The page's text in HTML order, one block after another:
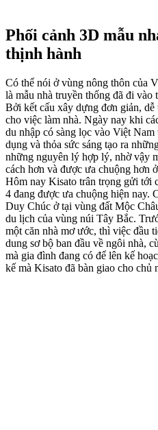
Phối cảnh 3D mẫu
thịnh hành
Có thể nói ở vùng nông thôn của
là mẫu nhà truyền thống đã đi
Bởi kết cấu xây dựng đơn giản,
cho việc làm nhà. Ngày nay khi
du nhập có sàng lọc vào Việt
dụng và thỏa sức sáng tạo ra
những nguyên lý hợp lý, nhờ vậy
cách hơn và được ưa chuộng hơn
Hôm nay Kisato trân trọng gửi tới
4 đang được ưa chuộng hiện nay.
Duy Chúc ở tại vùng đất Mộc
du lịch của vùng núi Tây Bắc.
một căn nhà mơ ước, thì việc đầu
dung sơ bộ ban đầu về ngôi nhà,
mà gia đình đang có để lên kế
kế mà Kisato đã bàn giao cho chủ